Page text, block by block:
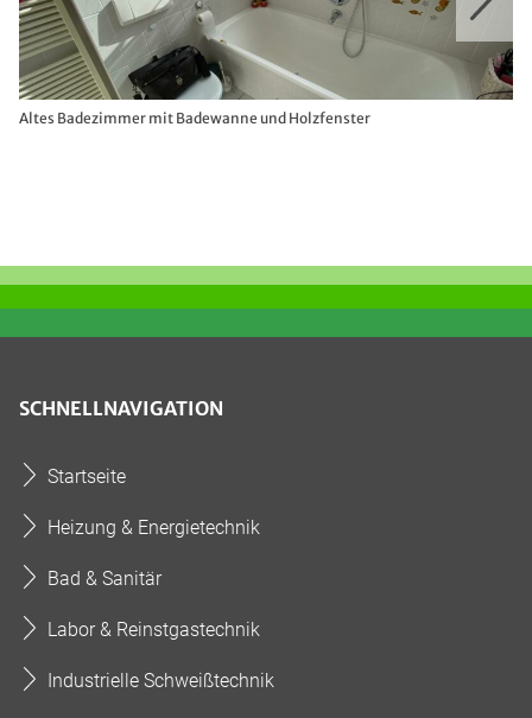
Altes Badezimmer mit Badewanne und Holzfenster
SCHNELLNAVIGATION
Startseite
Heizung & Energietechnik
Bad & Sanitär
Labor & Reinstgastechnik
Industrielle Schweißtechnik